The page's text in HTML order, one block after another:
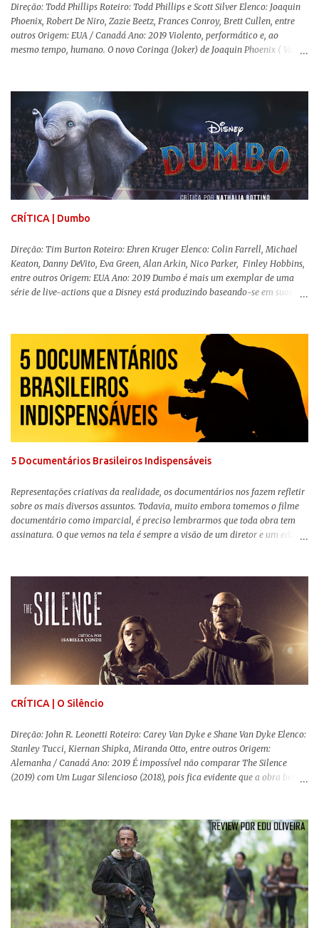
Direção: Todd Phillips Roteiro: Todd Phillips e Scott Silver Elenco: Joaquin
Phoenix, Robert De Niro, Zazie Beetz, Frances Conroy, Brett Cullen, entre
outros Origem: EUA / Canadá Ano: 2019 Violento, performático e, ao
mesmo tempo, humano. O novo Coringa (Joker) de Joaquin Phoenix ( Você
Comics . É importante ressaltar que este não é um filme de herói. E muito
menos de vilão. O longa de Todd Phillips (Se Beber, Não Case!) segue uma
trajetória profunda do reflexo da corrupção da sociedade na vida de um ser
humano, capaz de causar perturbação e desconforto do inicio ao fim da
projeção, e por mais um bom tempo após deixar o cinema. Trata-se de
uma obra difícil de ser "digerida", pois lida com temas sensíveis, como
abuso, doença mental, bullying e violência física. Todo esse turbilhão de
informações molda a mente d...
CRÍTICA | Dumbo
Direção: Tim Burton Roteiro: Ehren Kruger Elenco: Colin Farrell, Michael
Keaton, Danny DeVito, Eva Green, Alan Arkin, Nico Parker, Finley Hobbins,
entre outros Origem: EUA Ano: 2019 Dumbo é mais um exemplar de uma
série de live-actions que a Disney está produzindo baseando-se em suas
remake , já que a história do elefantinho voador foi reinventada de forma
mais realista, se adequando perfeitamente a proposta. Não há animais
falantes, por exemplo, mas nem por isso o tom lúdico e infantil é deixado
de lado. Apesar da relevância histórica, o filme supera a animação original
em termos visuais e narrativos, , superando a animação original em termos
visuais e narrativos. A história começa quando o pai das crianças, Holt
Ferrier (Colin Farrell), uma ex-estrela de circo, volta da guerra e se depara
5 Documentários Brasileiros Indispensáveis
Representações criativas da realidade, os documentários nos fazem refletir
sobre os mais diversos assuntos. Todavia, muito embora tomemos o filme
documentário como imparcial, é preciso lembrarmos que toda obra tem
assinatura. O que vemos na tela é sempre a visão de um diretor e um editor
sempre importante levarmos em conta quem assina e qual a função social
da obra. O cinema brasileiro é celeiro de grandes documentaristas, muitos
deles mundialmente reconhecidos. Pensando na variedade de estilos e
estéticas de se fazer documentários, selecionei 5 produções tupiniquins do
gênero que, para mim, são indispensáveis: ▼ Cabra Marcado para Morrer
(1984) , de Eduardo Coutinho Em 1964, devido ao golpe militar, Eduardo
Coutinho (Edifício Master) teve que abandonar as filmagens do
documentário sobre o assassinato do líder camponês Joã...
CRÍTICA | O Silêncio
Direção: John R. Leonetti Roteiro: Carey Van Dyke e Shane Van Dyke Elenco:
Stanley Tucci, Kiernan Shipka, Miranda Otto, entre outros Origem:
Alemanha / Canadá Ano: 2019 É impossível não comparar The Silence
(2019) com Um Lugar Silencioso (2018), pois fica evidente que a obra bebe
reproduzir alguns elementos que consograram a obra de John Krasinski
(The Office). Aqui os “monstros” com audições aguçadas eram seres da
Terra que estavam presos por séculos em uma caverna recém descoberta,
libertando-os pelo mundo. O espectador acompanha uma família que tem
uma pequena vantagem em relação às outras pessoas. Adivinhem? Sabem
viver em silêncio pelo fato da filha mais velha ser surda. Para aqueles que
amam filmes com temática apocalíptica, a produção pode até funcionar
como entretenimento mediano. Todo o cenário de fuga, pânico col...